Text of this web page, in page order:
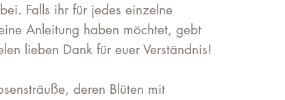
Falls ihr für jedes einzelne
Anleitung haben möchtet, gebt
lieben Dank für euer Verständnis!
deren Blüten mit